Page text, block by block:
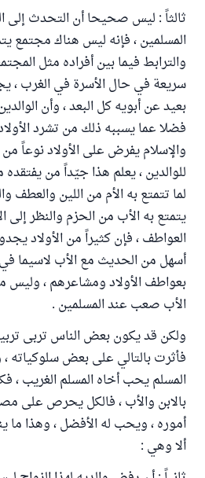
ثالثاً : ليس صحيحا أن التحدث إلى
المسلمين ، فإنه ليس هناك مجتمع
والترابط فيما بين أفراده مثل
سريعة في حال الأسرة في الغرب ،
بعيد عن أبويه كل البعد ، وأن
فضلا عما يسببه ذلك من تشرد
والإسلام يفرض على الأولاد نوعاً من
للوالدين ، يعلم هذا جيّداً من
لما تتمتع به الأم من اللين والعطف
يتمتع به الأب من الحزم والنظر إلى
العواطف ، فإن كثيراً من الأولاد
أسهل من الحديث مع الأب لاسيما
بعواطف الأولاد ومشاعرهم ،
الأب صعب عند المسلمين .
ولكن قد يكون بعض الناس تربى
فأثرت بالتالي على بعض سلوكياته
المسلم يحب أخاه المسلم الغريب ،
بالابن والأب ، فالكل يحرص على
أموره ، ويحب له الأفضل ، وهذا ما
ألا وهي :